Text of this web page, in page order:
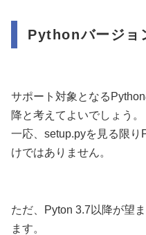
Pythonバージョ
サポート対象となる
降と考えてよいでしょう。
一応、setup.pyを見る限り
けではありません。
ただ、Pyton 3.7以降が望
ます。